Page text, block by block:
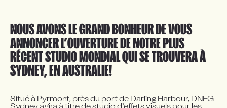
NOUS AVONS LE GRAND BONHEUR DE VOUS
ANNONCER L’OUVERTURE DE NOTRE PLUS
RÉCENT STUDIO MONDIAL QUI SE TROUVERA À
SYDNEY, EN AUSTRALIE!
Situé à Pyrmont, près du port de Darling Harbour, DNEG